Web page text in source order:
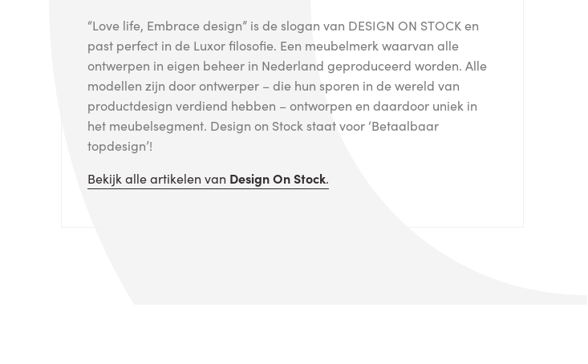
“Love life, Embrace design” is de slogan van DESIGN ON STOCK en
past perfect in de Luxor filosofie. Een meubelmerk waarvan alle
ontwerpen in eigen beheer in Nederland geproduceerd worden. Alle
modellen zijn door ontwerper – die hun sporen in de wereld van
productdesign verdiend hebben – ontworpen en daardoor uniek in
het meubelsegment. Design on Stock staat voor ‘Betaalbaar
topdesign’!
Bekijk alle artikelen van Design On Stock.